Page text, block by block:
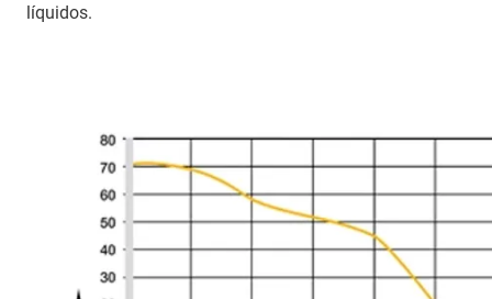
líquidos.